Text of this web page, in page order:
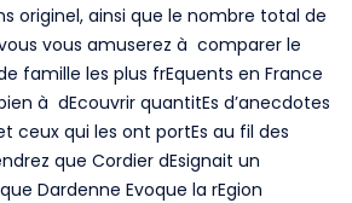
originel, ainsi que le nombre total de
vous amuserez à comparer le
famille les plus frEquents en France
à dEcouvrir quantitEs d’anecdotes
ceux qui les ont portEs au fil des
que Cordier dEsignait un
Dardenne Evoque la rEgion